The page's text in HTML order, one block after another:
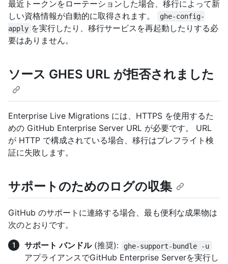
最近トークンをローテーションした場合、移行によって新
しい資格情報が自動的に取得されます。
ghe-config-
apply を実行したり、移行サービスを再起動したりする必
要はありません。
ソース GHES URL が拒否されました
Enterprise Live Migrations には、HTTPS を使用するた
めの GitHub Enterprise Server URL が必要です。 URL
が HTTP で構成されている場合、移行はプレフライト検
証に失敗します。
サポートのためのログの収集
GitHub のサポートに連絡する場合、最も便利な成果物は
次のとおりです。
サポート バンドル(推奨): ghe-support-bundle -u
アプライアンスでGitHub Enterprise Serverを実行し